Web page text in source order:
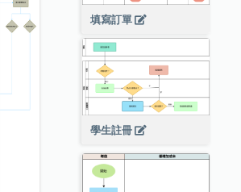
填寫訂單
學生註冊